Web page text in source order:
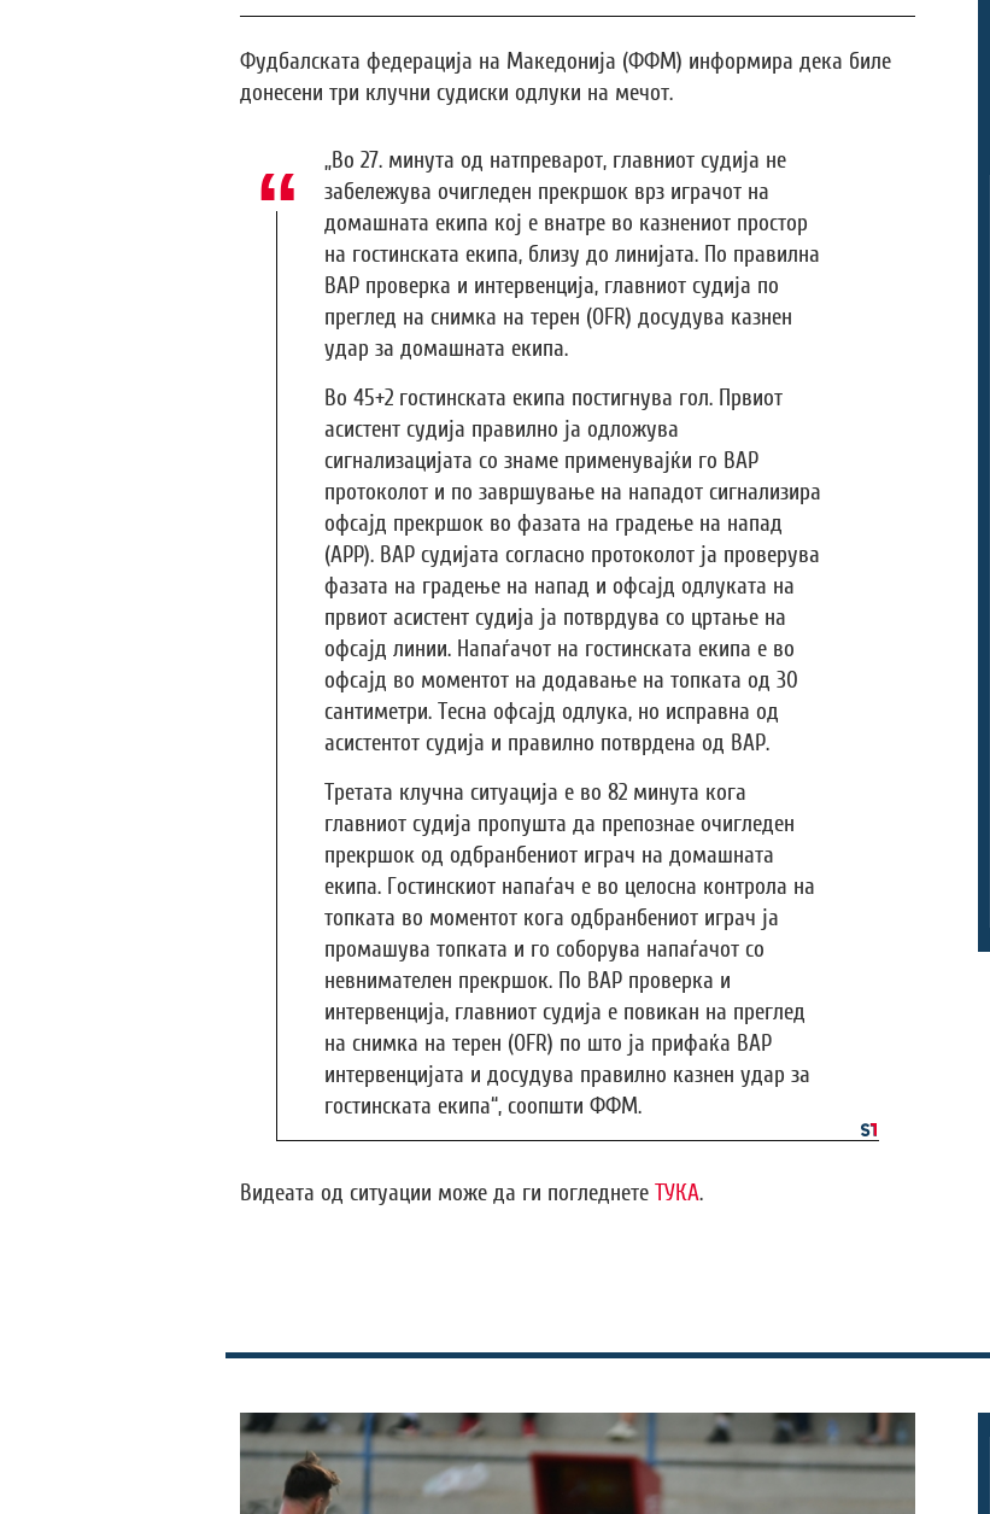
Фудбалската федерација на Македонија (ФФМ) информира дека биле
донесени три клучни судиски одлуки на мечот.
„Во 27. минута од натпреварот, главниот судија не
забележува очигледен прекршок врз играчот на
домашната екипа кој е внатре во казнениот простор
на гостинската екипа, близу до линијата. По правилна
ВАР проверка и интервенција, главниот судија по
преглед на снимка на терен (OFR) досудува казнен
удар за домашната екипа.
Во 45+2 гостинската екипа постигнува гол. Првиот
асистент судија правилно ја одложува
сигнализацијата со знаме применувајќи го ВАР
протоколот и по завршување на нападот сигнализира
офсајд прекршок во фазата на градење на напад
(APP). ВАР судијата согласно протоколот ја проверува
фазата на градење на напад и офсајд одлуката на
првиот асистент судија ја потврдува со цртање на
офсајд линии. Напаѓачот на гостинската екипа е во
офсајд во моментот на додавање на топката од 30
сантиметри. Тесна офсајд одлука, но исправна од
асистентот судија и правилно потврдена од ВАР.
Третата клучна ситуација е во 82 минута кога
главниот судија пропушта да препознае очигледен
прекршок од одбранбениот играч на домашната
екипа. Гостинскиот напаѓач е во целосна контрола на
топката во моментот кога одбранбениот играч ја
промашува топката и го соборува напаѓачот со
невнимателен прекршок. По ВАР проверка и
интервенција, главниот судија е повикан на преглед
на снимка на терен (OFR) по што ја прифаќа ВАР
интервенцијата и досудува правилно казнен удар за
гостинската екипа“, соопшти ФФМ.
Видеата од ситуации може да ги погледнете ТУКА.